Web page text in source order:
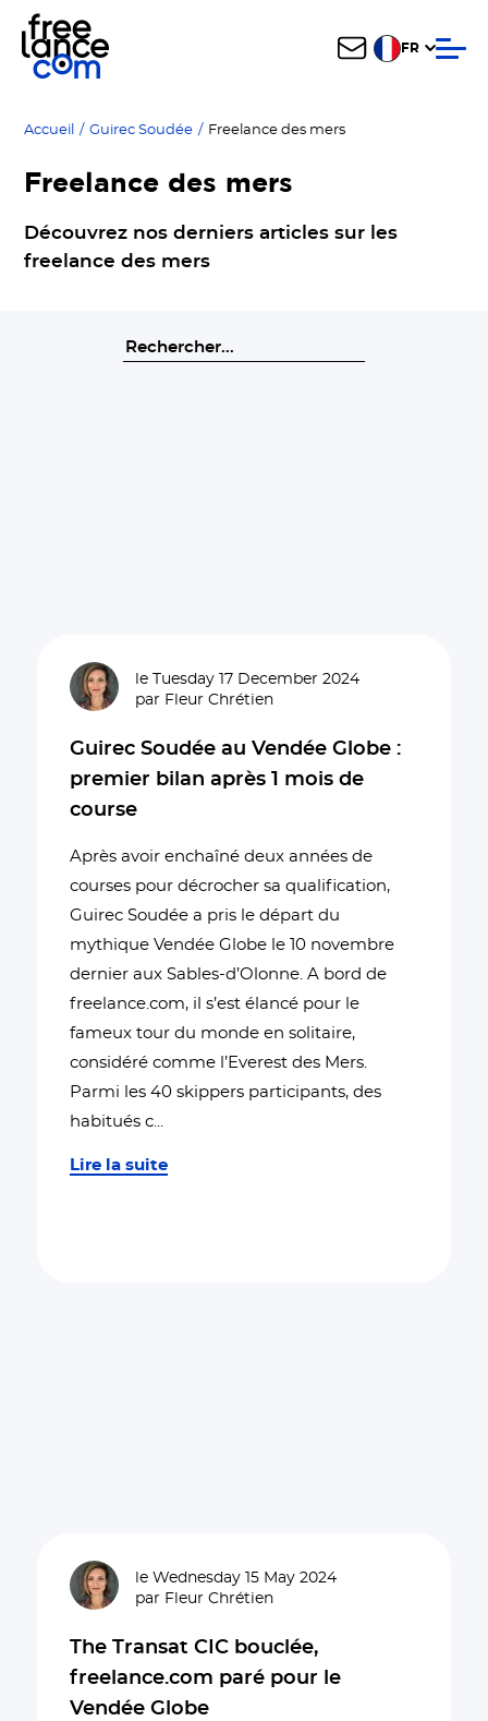
FR
Accueil / Guirec Soudée / Freelance des mers
Freelance des mers
Découvrez nos derniers articles sur les
freelance des mers
le Tuesday 17 December 2024
par Fleur Chrétien
Guirec Soudée au Vendée Globe :
premier bilan après 1 mois de
course
Après avoir enchaîné deux années de
courses pour décrocher sa qualification,
Guirec Soudée a pris le départ du
mythique Vendée Globe le 10 novembre
dernier aux Sables-d’Olonne. A bord de
freelance.com, il s’est élancé pour le
fameux tour du monde en solitaire,
considéré comme l’Everest des Mers.
Parmi les 40 skippers participants, des
habitués c...
Lire la suite
le Wednesday 15 May 2024
par Fleur Chrétien
The Transat CIC bouclée,
freelance.com paré pour le
Vendée Globe